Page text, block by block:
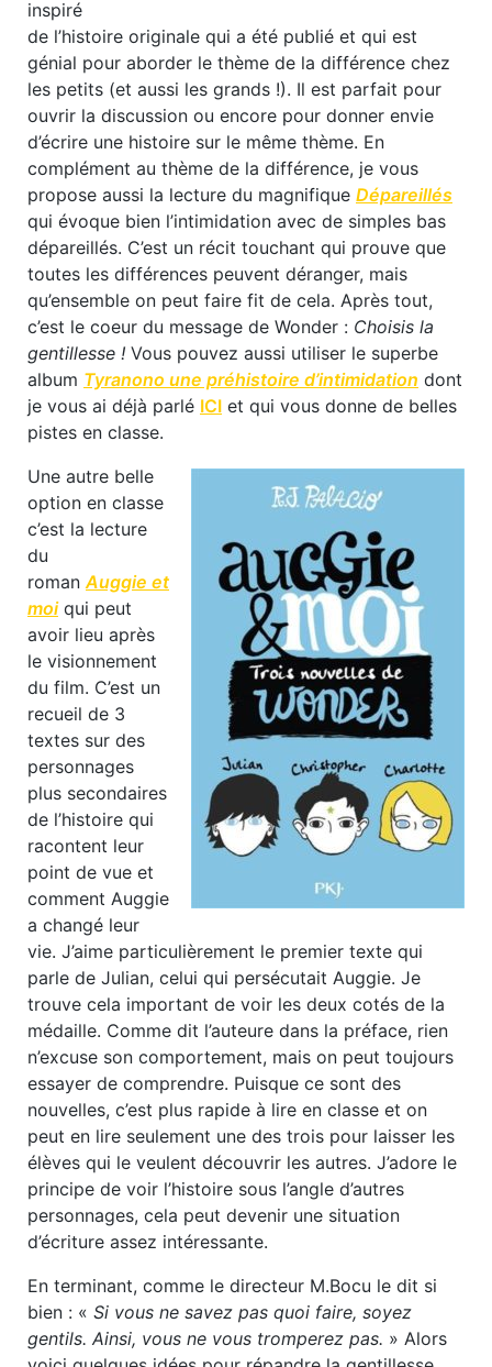
inspiré
de l’histoire originale qui a été publié et qui est
génial pour aborder le thème de la différence chez
les petits (et aussi les grands !). Il est parfait pour
ouvrir la discussion ou encore pour donner envie
d’écrire une histoire sur le même thème. En
complément au thème de la différence, je vous
propose aussi la lecture du magnifique Dépareillés
qui évoque bien l’intimidation avec de simples bas
dépareillés. C’est un récit touchant qui prouve que
toutes les différences peuvent déranger, mais
qu’ensemble on peut faire fit de cela. Après tout,
c’est le coeur du message de Wonder : Choisis la
gentillesse ! Vous pouvez aussi utiliser le superbe
album Tyranono une préhistoire d’intimidation dont
je vous ai déjà parlé ICI et qui vous donne de belles
pistes en classe.
Une autre belle
option en classe
c’est la lecture
du
roman Auggie et
moi qui peut
avoir lieu après
le visionnement
du film. C’est un
recueil de 3
textes sur des
personnages
plus secondaires
de l’histoire qui
racontent leur
point de vue et
comment Auggie
a changé leur
vie. J’aime particulièrement le premier texte qui
parle de Julian, celui qui persécutait Auggie. Je
trouve cela important de voir les deux cotés de la
médaille. Comme dit l’auteure dans la préface, rien
n’excuse son comportement, mais on peut toujours
essayer de comprendre. Puisque ce sont des
nouvelles, c’est plus rapide à lire en classe et on
peut en lire seulement une des trois pour laisser les
élèves qui le veulent découvrir les autres. J’adore le
principe de voir l’histoire sous l’angle d’autres
personnages, cela peut devenir une situation
d’écriture assez intéressante.
En terminant, comme le directeur M.Bocu le dit si
bien : « Si vous ne savez pas quoi faire, soyez
gentils. Ainsi, vous ne vous tromperez pas. » Alors